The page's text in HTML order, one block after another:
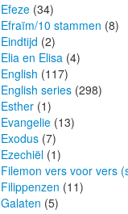
Efeze (34)
Efraïm/10 stammen (8)
Eindtijd (2)
Elia en Elisa (4)
English (117)
English series (298)
Esther (1)
Evangelie (13)
Exodus (7)
Ezechiël (1)
Filemon vers voor vers
Filippenzen (11)
Galaten (5)